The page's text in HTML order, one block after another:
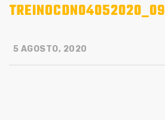
TREINOCDN04052020_09
5 AGOSTO, 2020